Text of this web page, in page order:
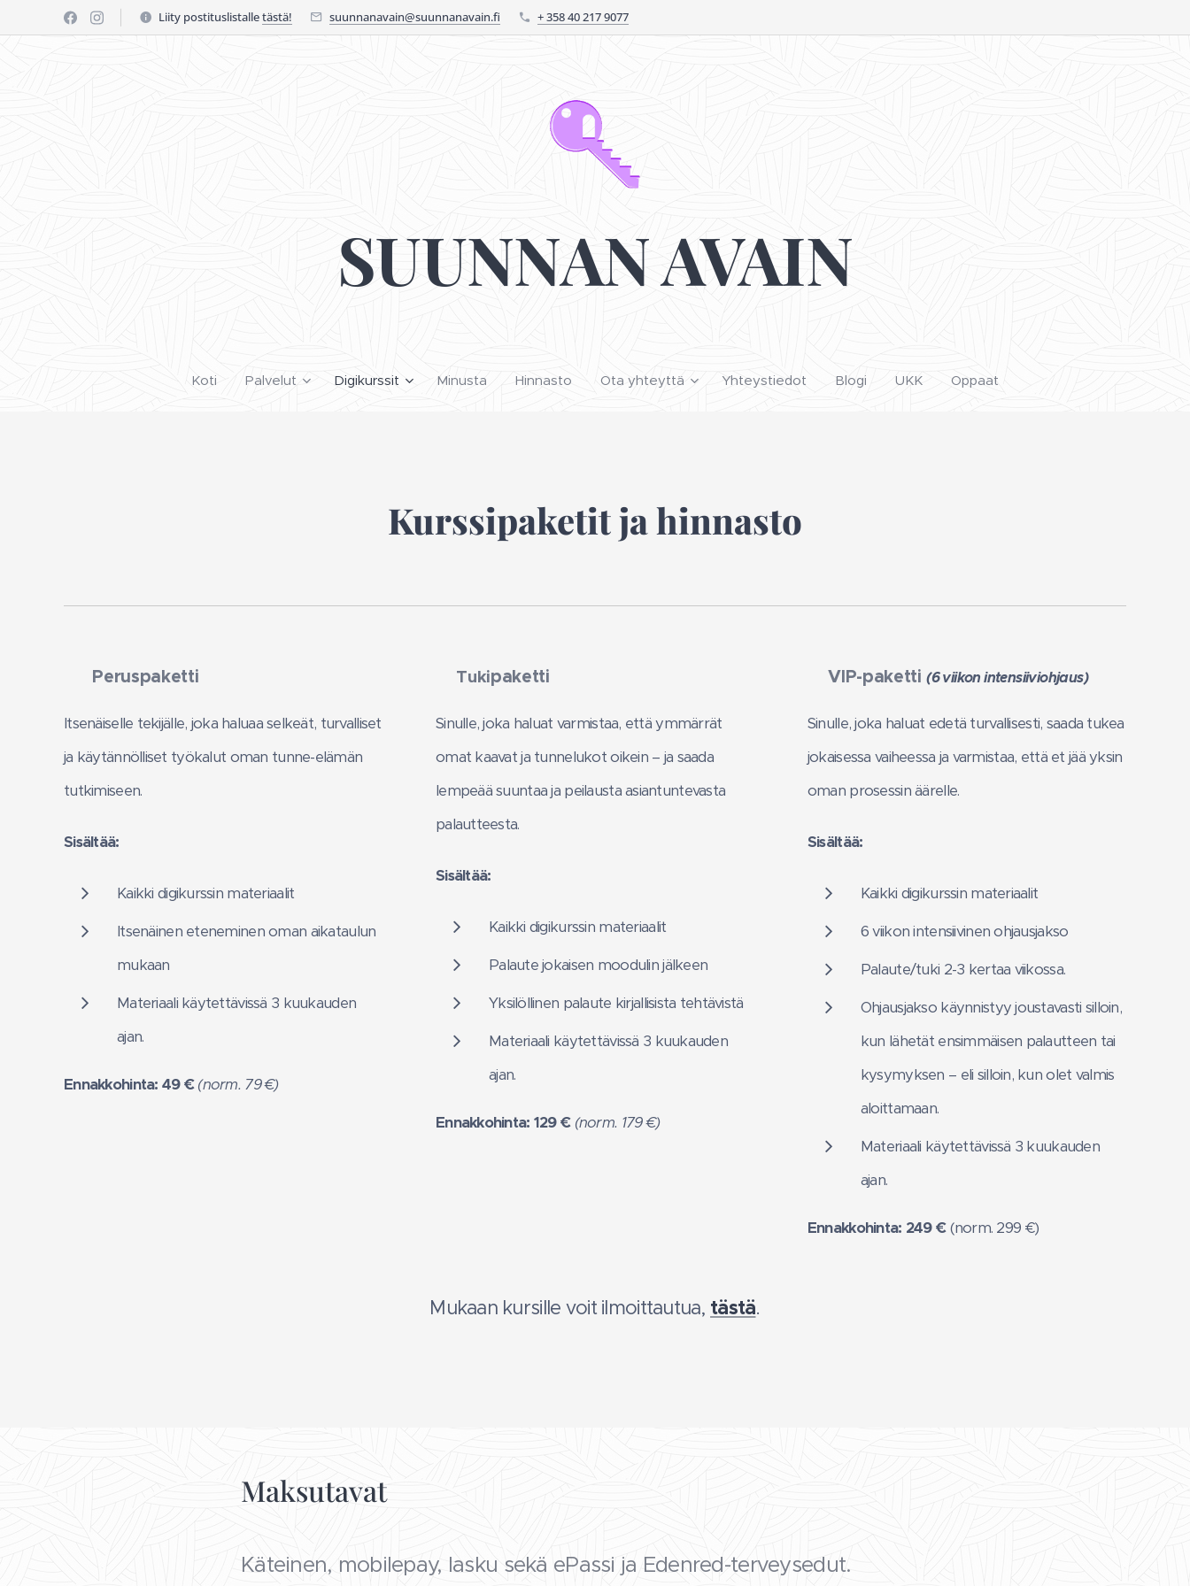
Liity postituslistalletästä! suunnanavain@suunnanavain.fi + 358 40 217 9077
SUUNNAN AVAIN
Koti Palvelut Digikurssit Minusta Hinnasto Ota yhteyttä Yhteystiedot Blogi UKK Oppaat
Kurssipaketit ja hinnasto
Peruspaketti
Itsenäiselle tekijälle, joka haluaa selkeät, turvalliset
ja käytännölliset työkalut oman tunne-elämän
tutkimiseen.
Sisältää:
Kaikki digikurssin materiaalit
Itsenäinen eteneminen oman aikataulun
mukaan
Materiaali käytettävissä 3 kuukauden
ajan.
Ennakkohinta: 49 € (norm. 79 €)
Tukipaketti
Sinulle, joka haluat varmistaa, että ymmärrät
omat kaavat ja tunnelukot oikein – ja saada
lempeää suuntaa ja peilausta asiantuntevasta
palautteesta.
Sisältää:
Kaikki digikurssin materiaalit
Palaute jokaisen moodulin jälkeen
Yksilöllinen palaute kirjallisista tehtävistä
Materiaali käytettävissä 3 kuukauden
ajan.
Ennakkohinta: 129 € (norm. 179 €)
VIP-paketti(6 viikon intensiiviohjaus)
Sinulle, joka haluat edetä turvallisesti, saada tukea
jokaisessa vaiheessa ja varmistaa, että et jää yksin
oman prosessin äärelle.
Sisältää:
Kaikki digikurssin materiaalit
6 viikon intensiivinen ohjausjakso
Palaute/tuki 2-3 kertaa viikossa.
Ohjausjakso käynnistyy joustavasti silloin,
kun lähetät ensimmäisen palautteen tai
kysymyksen – eli silloin, kun olet valmis
aloittamaan.
Materiaali käytettävissä 3 kuukauden
ajan.
Ennakkohinta: 249 €(norm. 299 €)
Mukaan kursille voit ilmoittautua, tästä.
Maksutavat
Käteinen, mobilepay, lasku sekä ePassi ja Edenred-terveysedut.